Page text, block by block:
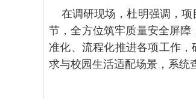
在调研现场，杜明强调，项
节，全方位筑牢质量安全屏
准化、流程化推进各项工作
求与校园生活适配场景，系统